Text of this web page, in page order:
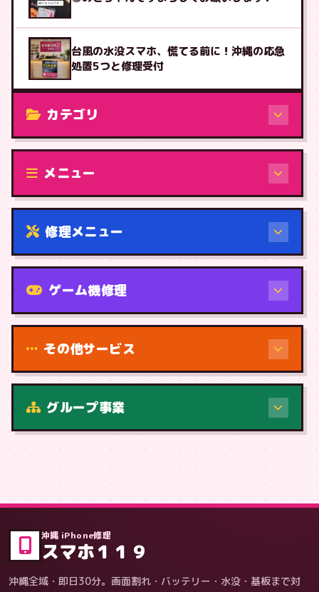
台風の水没スマホ、慌てる前に！沖縄の応急
処置5つと修理受付
カテゴリ
修理（機種から）
メニュー
修理メニュー
機種から
症状・内容から
ゲーム機修理
その他サービス
グループ事業
沖縄 iPhone修理
スマホ１１９
沖縄全域・即日30分。画面割れ・バッテリー・水没・基板まで対